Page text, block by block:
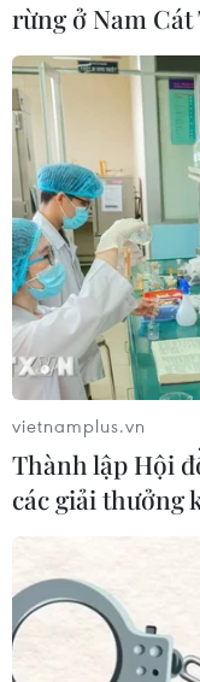
"Rất hân
của 5 họa sỹ trẻ
30/01/2015 23:38
Các tác phẩm triển
hấp dẫn về mặt thị
cách chuyển tải
rừng ở Nam Cát
vietnamplus.vn
Thành lập Hội
các giải thưởng